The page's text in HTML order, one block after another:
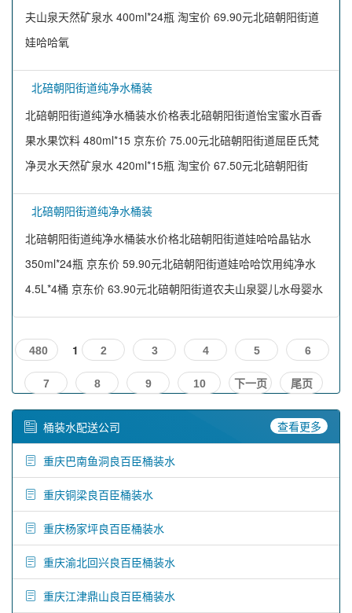
夫山泉天然矿泉水 400ml*24瓶 淘宝价 69.90元北碚朝阳街道
娃哈哈氧
北碚朝阳街道纯净水桶装
北碚朝阳街道纯净水桶装水价格表北碚朝阳街道怡宝蜜水百香
果水果饮料 480ml*15 京东价 75.00元北碚朝阳街道屈臣氏梵
净灵水天然矿泉水 420ml*15瓶 淘宝价 67.50元北碚朝阳街
北碚朝阳街道纯净水桶装
北碚朝阳街道纯净水桶装水价格北碚朝阳街道娃哈哈晶钻水
350ml*24瓶 京东价 59.90元北碚朝阳街道娃哈哈饮用纯净水
4.5L*4桶 京东价 63.90元北碚朝阳街道农夫山泉婴儿水母婴水
480 1 2 3 4 5 6
7 8 9 10 下一页 尾页
桶装水配送公司 查看更多
重庆巴南鱼洞良百臣桶装水
重庆铜梁良百臣桶装水
重庆杨家坪良百臣桶装水
重庆渝北回兴良百臣桶装水
重庆江津鼎山良百臣桶装水